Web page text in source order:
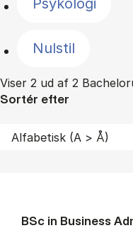
Psykologi
Nulstil
Viser 2 ud af 2
Sortér efter
BSc in Busi­ness